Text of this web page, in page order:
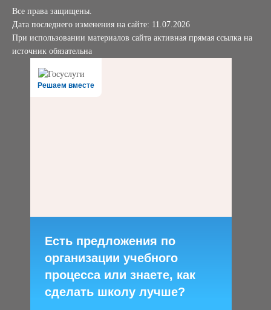
Все права защищены.
Дата последнего изменения на сайте: 11.07.2026
При использовании материалов сайта активная прямая ссылка на
источник обязательна
Решаем вместе
Есть предложения по
организации учебного
процесса или знаете, как
сделать школу лучше?